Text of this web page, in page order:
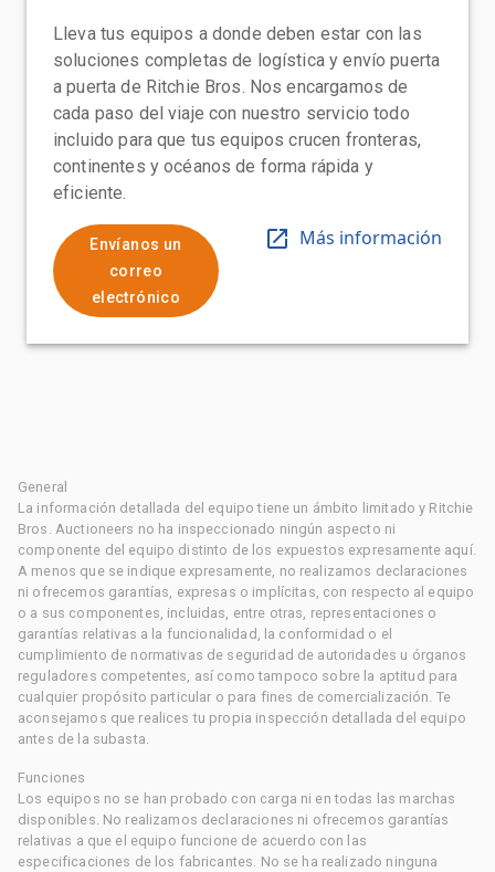
Lleva tus equipos a donde deben estar con las
soluciones completas de logística y envío puerta
a puerta de Ritchie Bros. Nos encargamos de
cada paso del viaje con nuestro servicio todo
incluido para que tus equipos crucen fronteras,
continentes y océanos de forma rápida y
eficiente.
Envíanos un
correo
electrónico
Más información
General
La información detallada del equipo tiene un ámbito limitado y Ritchie
Bros. Auctioneers no ha inspeccionado ningún aspecto ni
componente del equipo distinto de los expuestos expresamente aquí.
A menos que se indique expresamente, no realizamos declaraciones
ni ofrecemos garantías, expresas o implícitas, con respecto al equipo
o a sus componentes, incluidas, entre otras, representaciones o
garantías relativas a la funcionalidad, la conformidad o el
cumplimiento de normativas de seguridad de autoridades u órganos
reguladores competentes, así como tampoco sobre la aptitud para
cualquier propósito particular o para fines de comercialización. Te
aconsejamos que realices tu propia inspección detallada del equipo
antes de la subasta.
Funciones
Los equipos no se han probado con carga ni en todas las marchas
disponibles. No realizamos declaraciones ni ofrecemos garantías
relativas a que el equipo funcione de acuerdo con las
especificaciones de los fabricantes. No se ha realizado ninguna